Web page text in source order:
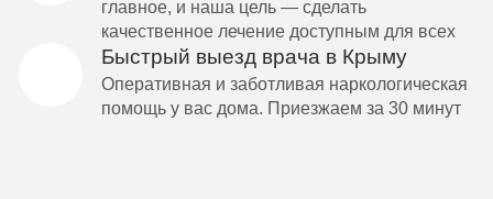
главное, и наша цель — сделать
качественное лечение доступным для всех
Быстрый выезд врача в Крыму
Оперативная и заботливая наркологическая
помощь у вас дома. Приезжаем за 30 минут